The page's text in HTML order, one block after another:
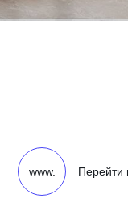
www. Перейти